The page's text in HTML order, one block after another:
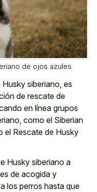
de ojos azules
siberiano, es
de rescate de
en línea grupos
como el Siberian
el Rescate de Husky
Husky siberiano a
de acogida y
los perros hasta que